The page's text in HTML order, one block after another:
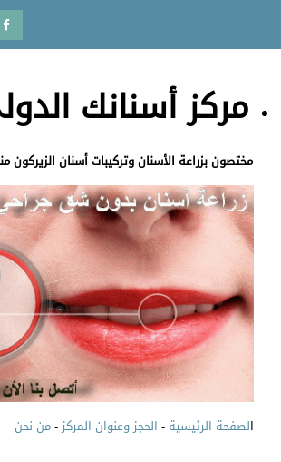
مركز أسنانك
مختصون بزراعة الأسنان وتركيبات أسنان الزيركون منذ
لصفحة الرئيسية-الحجز وعنوان المركز-من نحن